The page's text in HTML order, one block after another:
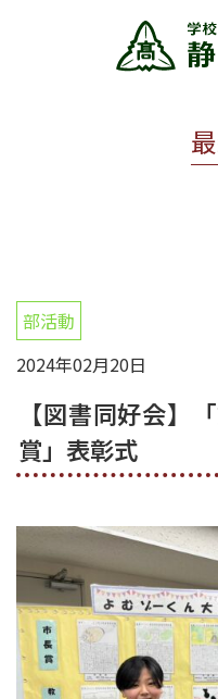
部活動
2024年02月20日
【図書同好会】
賞」表彰式